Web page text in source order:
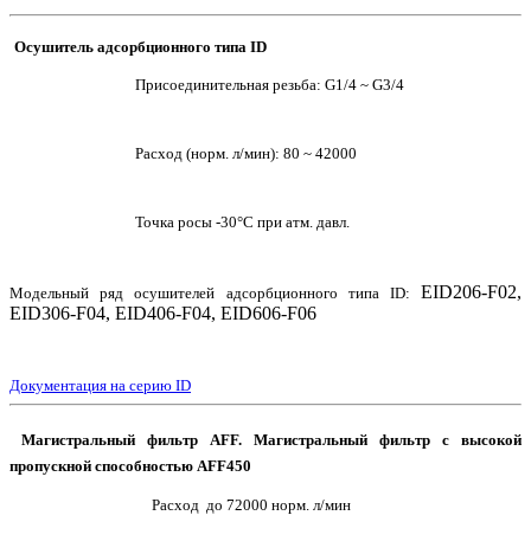
Осушитель адсорбционного типа ID
Присоединительная резьба: G1/4 ~ G3/4
Расход (норм. л/мин): 80 ~ 42000
Точка росы -30°C при атм. давл.
Модельный ряд осушителей адсорбционного типа ID: EID206-F02,
EID306-F04, EID406-F04, EID606-F06
Документация на серию ID
Магистральный фильтр AFF. Магистральный фильтр с высокой
пропускной способностью AFF450
Расход до 72000 норм. л/мин